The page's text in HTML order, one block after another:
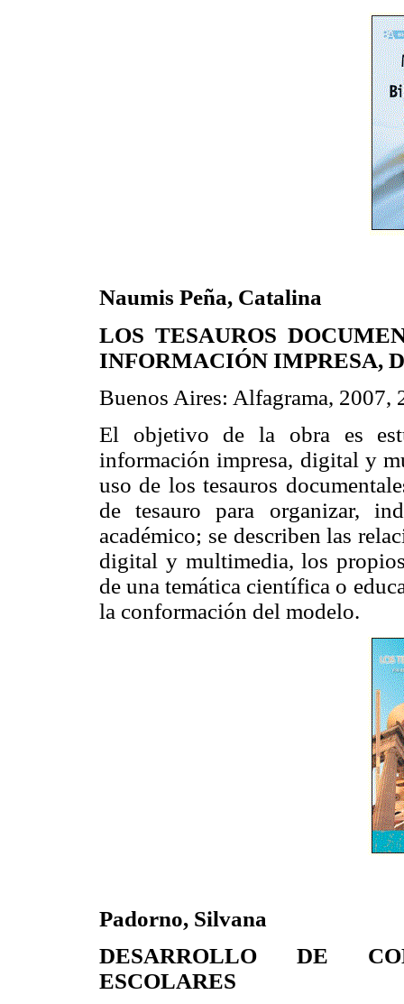
Naumis Peña, Catalina
LOS TESAUROS
INFORMACIÓN IMPRESA,
Buenos Aires: Alfagrama, 2007,
El objetivo de la obra es
información impresa, digital y
uso de los tesauros
de tesauro para organizar,
académico; se describen las
digital y multimedia, los
de una temática científica o
la conformación del modelo.
Padorno, Silvana
DESARROLLO DE
ESCOLARES